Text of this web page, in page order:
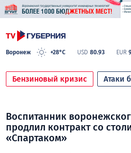
Воронеж +28°C USD 80.93 EUR
Бензиновый кризис Атаки
Воспитанник
продлил контракт со
«Спартаком»